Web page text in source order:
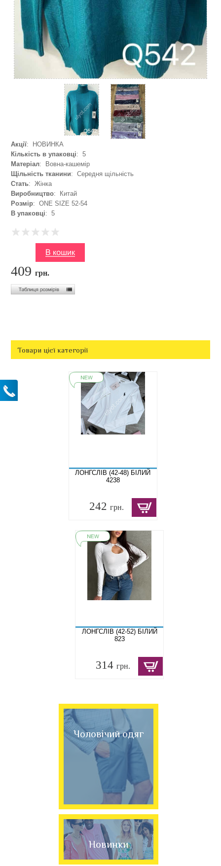
Акції: НОВИНКА
Кількість в упаковці: 5
Матеріал: Вовна-кашемір
Щільність тканини: Середня щільність
Стать: Жінка
Виробництво: Китай
Розмір: ONE SIZE 52-54
В упаковці: 5
409грн.
Товари цієї категорії
ЛОНГСЛІВ (42-48) БІЛИЙ
4238
242 грн.
ЛОНГСЛІВ (42-52) БІЛИЙ
823
314 грн.
Чоловічий одяг
Новинки